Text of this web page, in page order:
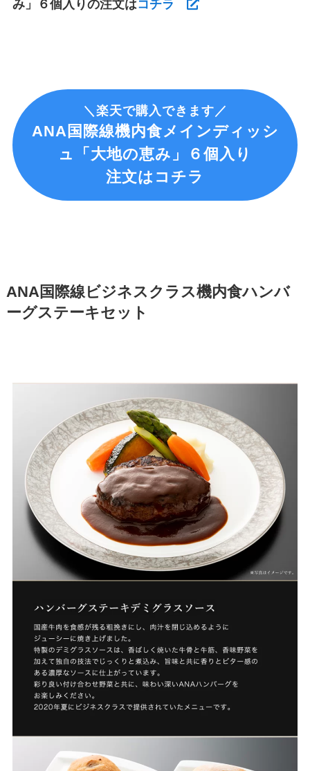
み」６個入りの注文はコチラ
＼楽天で購入できます／
ANA国際線機内食メインディッシ
ュ「大地の恵み」６個入り
注文はコチラ
ANA国際線ビジネスクラス機内食ハンバ
ーグステーキセット